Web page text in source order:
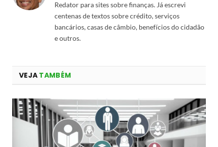
Redator para sites sobre finanças. Já escrevi
centenas de textos sobre crédito, serviços
bancários, casas de câmbio, benefícios do cidadão
e outros.
VEJA TAMBÉM